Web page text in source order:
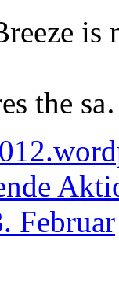
is
the
Februar